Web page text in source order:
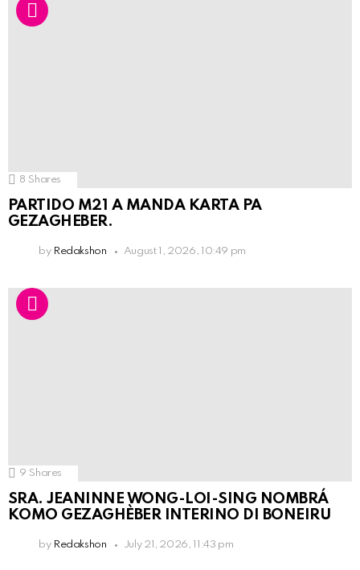
8 Shares
PARTIDO M21 A MANDA KARTA PA
GEZAGHEBER.
by Redakshon August 1, 2026, 10:49 pm
9 Shares
SRA. JEANINNE WONG-LOI-SING NOMBRÁ
KOMO GEZAGHÈBER INTERINO DI BONEIRU
by Redakshon July 21, 2026, 11:43 pm